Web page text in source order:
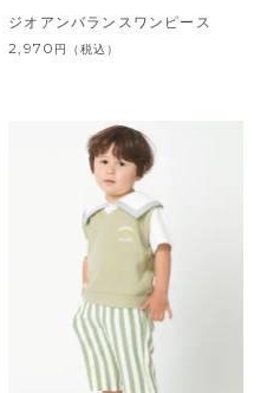
ジオアンバランスワンピース
2,970 円 （税込）